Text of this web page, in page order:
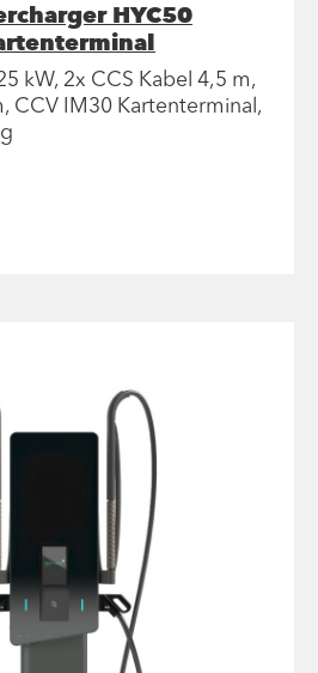
HYC50
kW, 2x CCS Kabel 4,5 m,
CCV IM30 Kartenterminal,